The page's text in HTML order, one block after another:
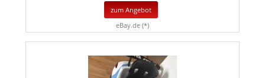
zum Angebot
eBay.de (*)